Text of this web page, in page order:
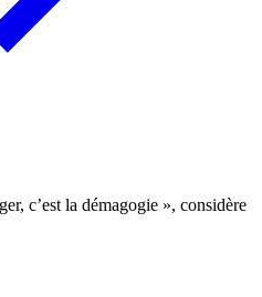
c’est la démagogie », considère